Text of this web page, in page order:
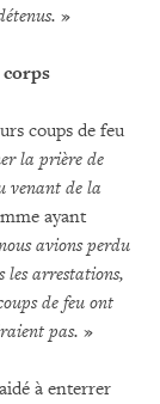
»
coups de feu
la prière de
venant de la
ayant
avions perdu
les arrestations,
de feu ont
pas. »
à enterrer